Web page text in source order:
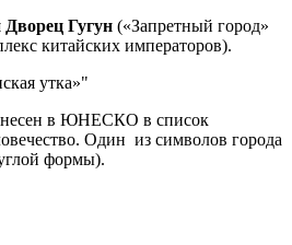
Гугун («Запретный город»
китайских императоров).
утка»"
в ЮНЕСКО в список
Один из символов города
формы).